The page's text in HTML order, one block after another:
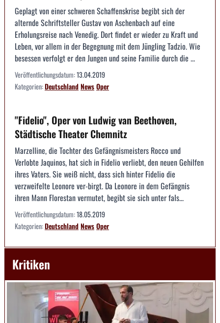
Geplagt von einer schweren Schaffenskrise begibt sich der
alternde Schriftsteller Gustav von Aschenbach auf eine
Erholungsreise nach Venedig. Dort findet er wieder zu Kraft und
Leben, vor allem in der Begegnung mit dem Jüngling Tadzio. Wie
besessen verfolgt er den Jungen und seine Familie durch die ...
Veröffentlichungsdatum:13.04.2019
Kategorien:DeutschlandNewsOper
"Fidelio", Oper von Ludwig van Beethoven,
Städtische Theater Chemnitz
Marzelline, die Tochter des Gefängnismeisters Rocco und
Verlobte Jaquinos, hat sich in Fidelio verliebt, den neuen Gehilfen
ihres Vaters. Sie weiß nicht, dass sich hinter Fidelio die
verzweifelte Leonore ver-birgt. Da Leonore in dem Gefängnis
ihren Mann Florestan vermutet, begibt sie sich unter fals...
Veröffentlichungsdatum:18.05.2019
Kategorien:DeutschlandNewsOper
Kritiken